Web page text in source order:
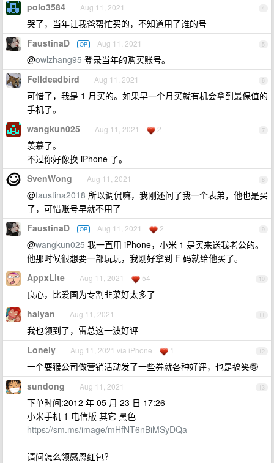
4
polo3584 Aug 11, 2021
哭了，当年让我爸帮忙买的，不知道用了谁的号
5
FaustinaD OP Aug 11, 2021
@owlzhang95 登录当年的购买账号。
6
Felldeadbird Aug 11, 2021
可惜了，我是 1 月买的。如果早一个月买就有机会拿到最保值的
手机了。
7
wangkun025 Aug 11, 2021 2
羡慕了。
不过你好像换 iPhone 了。
8
SvenWong Aug 11, 2021
@faustina2018 所以调侃嘛，我刚还问了我一个表弟，他也是买
了，可惜账号早就不用了
9
FaustinaD OP Aug 11, 2021 2
@wangkun025 我一直用 iPhone，小米 1 是买来送我老公的。
他那时候很想要一部玩玩，我刚好拿到 F 码就给他买了。
10
AppxLite Aug 11, 2021 54
良心，比爱国为专割韭菜好太多了
11
haiyan Aug 11, 2021
我也领到了，雷总这一波好评
12
Lonely Aug 11, 2021 via iPhone 1
一个耍猴公司做营销活动发了一些券就各种好评，也是搞笑🤪
13
sundong Aug 11, 2021
下单时间:2012 年 05 月 23 日 17:26
小米手机 1 电信版 其它 黑色
https://sm.ms/image/mHfNT6nBiMSyDQa
请问怎么领感恩红包?